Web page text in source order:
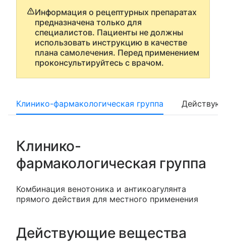
Информация о рецептурных препаратах
предназначена только для
специалистов. Пациенты не должны
использовать инструкцию в качестве
плана самолечения. Перед применением
проконсультируйтесь с врачом.
Клинико-фармакологическая группа
Клинико-
фармакологическая группа
Комбинация венотоника и антикоагулянта
прямого действия для местного применения
Действующие вещества